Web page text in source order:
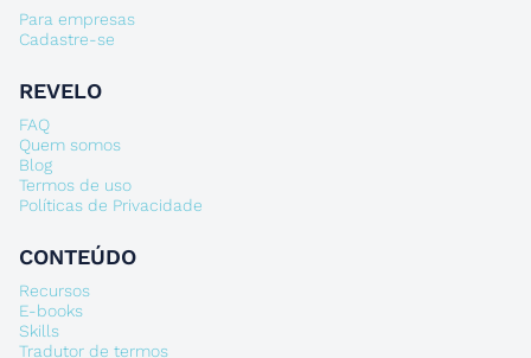
Para empresas
Cadastre-se
REVELO
FAQ
Quem somos
Blog
Termos de uso
Políticas de Privacidade
CONTEÚDO
Recursos
E-books
Skills
Tradutor de termos